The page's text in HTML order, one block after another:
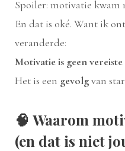
Spoiler: motivatie kwam
En dat is oké. Want ik
veranderde:
Motivatie is geen
Het is een gevolgvan
🧠 Waarom
(en dat is niet